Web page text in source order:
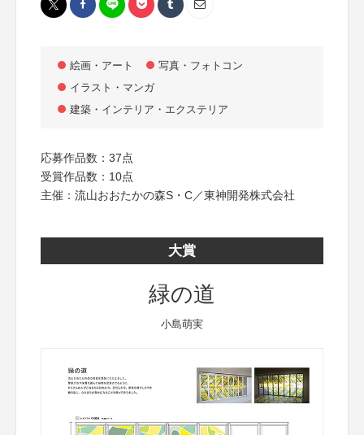
絵画・アート
写真・フォトコン
イラスト・マンガ
建築・インテリア・エクステリア
応募作品数：37点
受賞作品数：10点
主催：流山おおたかの森S・C／東神開発株式会社
大賞
緑の道
小島萌実